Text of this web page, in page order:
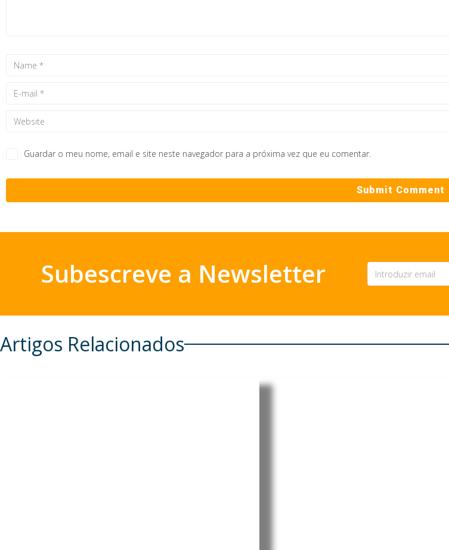
Guardar o meu nome, email e site neste navegador para a próxima vez que eu comentar.
Subescreve a Newsletter
Artigos Relacionados